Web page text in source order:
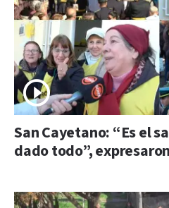
San Cayetano: “Es el
dado todo”,